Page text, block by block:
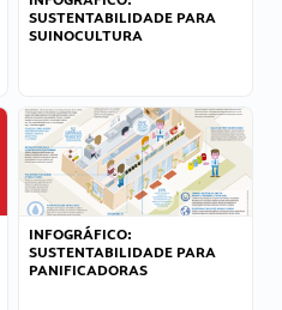
SUSTENTABILIDADE PARA
SUINOCULTURA
INFOGRÁFICO:
SUSTENTABILIDADE PARA
PANIFICADORAS